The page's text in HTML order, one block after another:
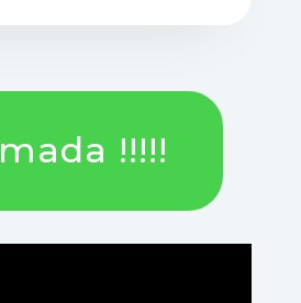
!!!!!